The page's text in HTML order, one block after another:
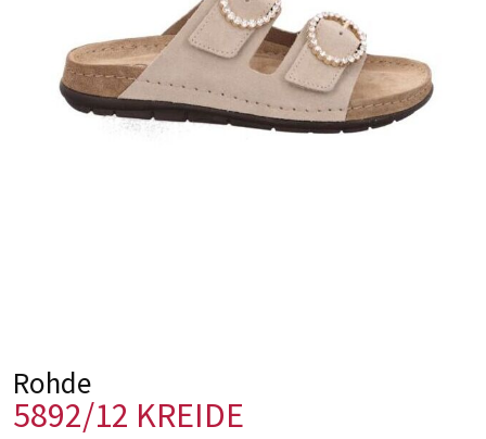
Rohde
5892/12 KREIDE